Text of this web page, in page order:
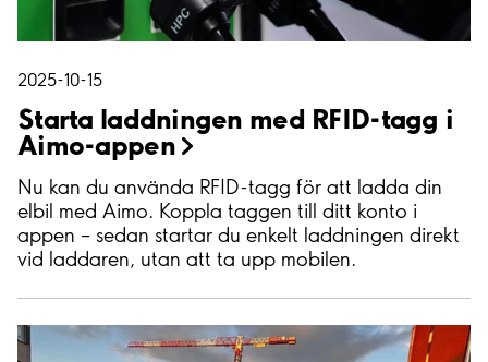
2025-10-15
Starta laddningen med RFID-tagg i
Aimo-appen
Nu kan du använda RFID-tagg för att ladda din
elbil med Aimo. Koppla taggen till ditt konto i
appen – sedan startar du enkelt laddningen direkt
vid laddaren, utan att ta upp mobilen.